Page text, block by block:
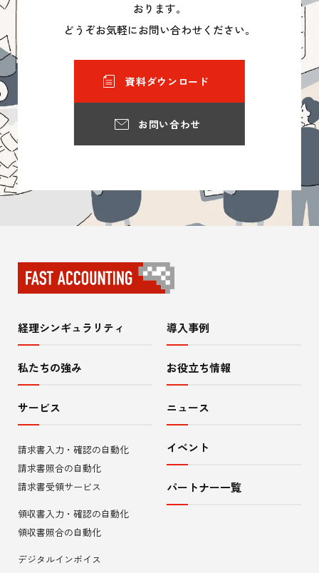
おります。
どうぞお気軽にお問い合わせください。
お問い合わせ
資料ダウンロード
サ
イ
内
メ
ニ
ュ
ー
経理シンギュラリティ
私たちの強み
サービス
請求書入力・確認の自動化
請求書照合の自動化
請求書受領サービス
領収書入力・確認の自動化
領収書照合の自動化
デジタルインボイス
導入事例
お役立ち情報
ニュース
イベント
パートナー一覧